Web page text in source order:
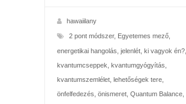
hawaiilany
2 pont módszer, Egyetemes mező,
energetikai hangolás jelenlét, ki vagyok én?,
kvantumcseppek kvantumgyógyítás
kvantumszemlélet, lehetőségek tere,
önfelfedezés önismeret, Quantum Balance,